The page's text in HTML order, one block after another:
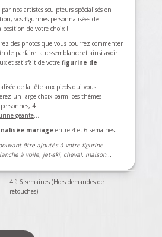
nos artistes sculpteurs spécialisés en
vos figurines personnalisées de
position de votre choix !
des photos que vous pourrez commenter
de parfaire la ressemblance et ainsi avoir
et satisfait de votre figurine de
de la tête aux pieds qui vous
un large choix parmi ces thèmes
, 4
géante...
mariage entre 4 et 6 semaines.
être ajoutés à votre figurine
à voile, jet-ski, cheval, maison...
4 à 6 semaines (Hors demandes de
retouches)